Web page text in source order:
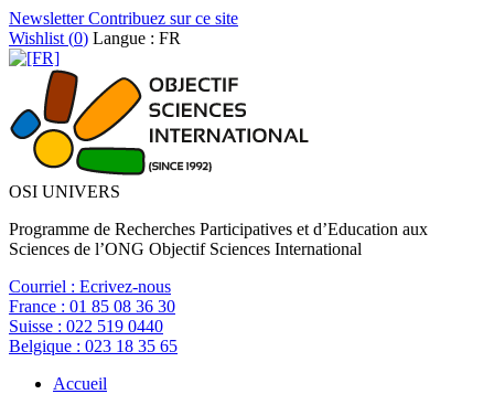
NewsletterContribuez sur ce site
Wishlist (0) Langue : FR
OSI UNIVERS
Programme de Recherches Participatives et d’Education aux
Sciences de l’ONG Objectif Sciences International
Courriel : Ecrivez-nous
France : 01 85 08 36 30
Suisse : 022 519 0440
Belgique : 023 18 35 65
Accueil